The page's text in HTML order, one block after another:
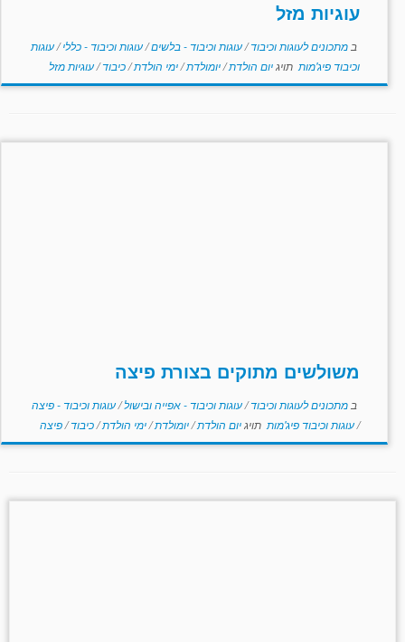
עוגיות מזל
ב מתכונים לעוגות וכיבוד/עוגות וכיבוד - בלשים/עוגות וכיבוד - כללי/עוגות
וכיבוד פיג'מות תויגיום הולדת/יומולדת/ימי הולדת/כיבוד/עוגיות מזל
משולשים מתוקים בצורת פיצה
ב מתכונים לעוגות וכיבוד/עוגות וכיבוד - אפייה ובישול/עוגות וכיבוד - פיצה
/עוגות וכיבוד פיג'מות תויגיום הולדת/יומולדת/ימי הולדת/כיבוד/פיצה